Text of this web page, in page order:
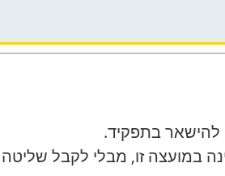
להישאר בתפקיד.
במועצה זו, מבלי לקבל